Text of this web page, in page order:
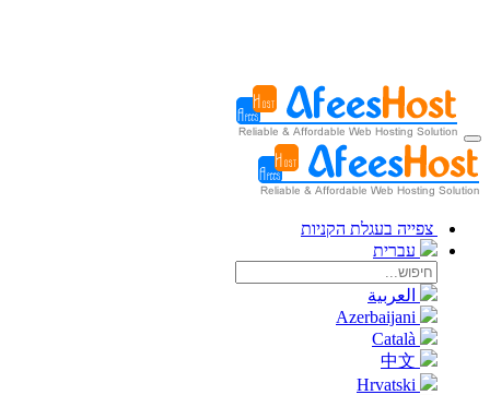
צפייה בעגלת הקניות
עברית
العربية
Azerbaijani
Català
中文
Hrvatski